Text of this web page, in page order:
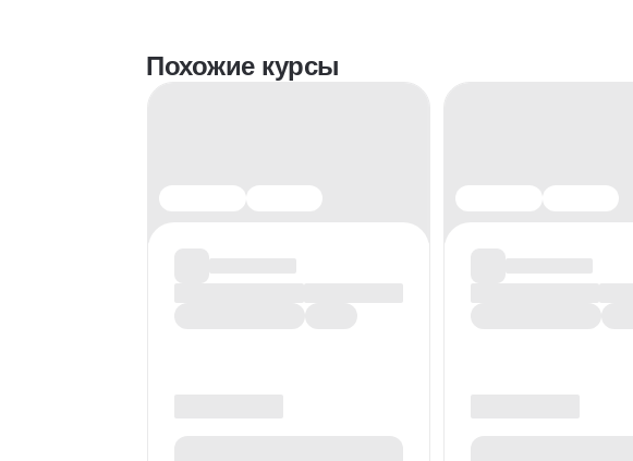
Похожие курсы